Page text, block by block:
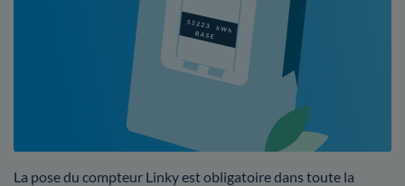
La pose du compteur Linky est obligatoire dans toute la